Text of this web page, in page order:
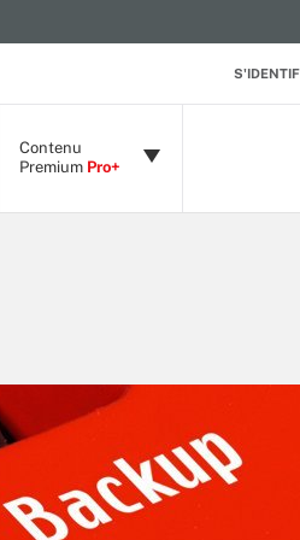
Contenu
Premium Pro+